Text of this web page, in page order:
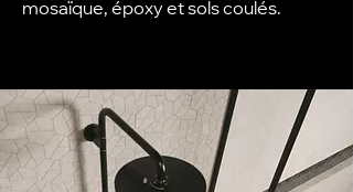
mosaïque, époxy et sols coulés.